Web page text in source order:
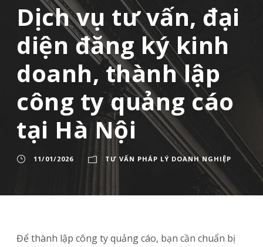
Dịch vụ tư vấn, đại
diện đăng ký kinh
doanh, thành lập
công ty quảng cáo
tại Hà Nội
11/01/2026 TƯ VẤN PHÁP LÝ DOANH NGHIỆP
Để thành lập công ty quảng cáo, bạn cần chuẩn bị